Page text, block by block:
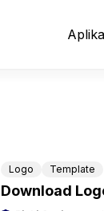
Logo Template
Download